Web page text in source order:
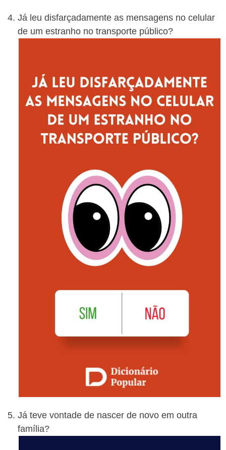
Já leu disfarçadamente as mensagens no celular
de um estranho no transporte público?
Já teve vontade de nascer de novo em outra
família?